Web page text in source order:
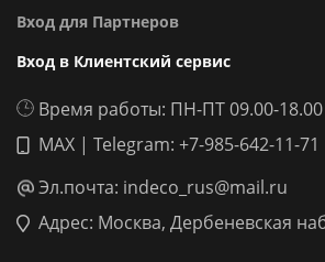
Вход для Партнеров
Вход в Клиентский сервис
Время работы: ПН-ПТ 09.00-18.00
MAX | Telegram: +7-985-642-11-71
Эл.почта: indeco_rus@mail.ru
Адрес: Москва, Дербеневская